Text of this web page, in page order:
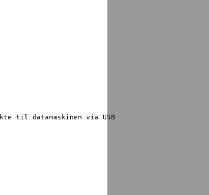
til datamaskinen via USB